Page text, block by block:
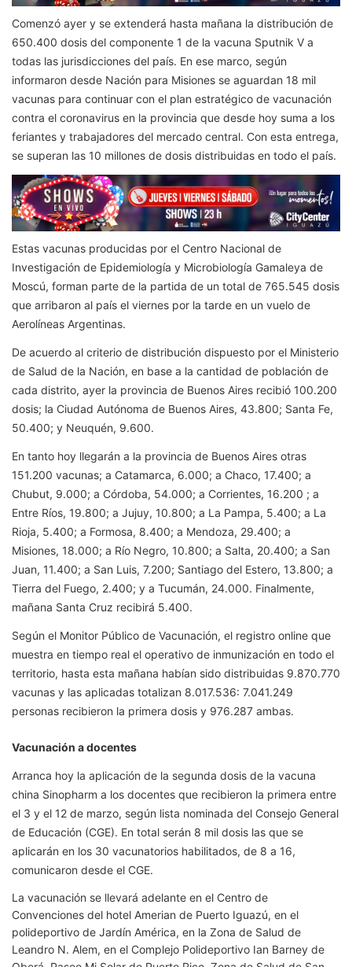
Comenzó ayer y se extenderá hasta mañana la distribución de
650.400 dosis del componente 1 de la vacuna Sputnik V a
todas las jurisdicciones del país. En ese marco, según
informaron desde Nación para Misiones se aguardan 18 mil
vacunas para continuar con el plan estratégico de vacunación
contra el coronavirus en la provincia que desde hoy suma a los
feriantes y trabajadores del mercado central. Con esta entrega,
se superan las 10 millones de dosis distribuidas en todo el país.
Estas vacunas producidas por el Centro Nacional de
Investigación de Epidemiología y Microbiología Gamaleya de
Moscú, forman parte de la partida de un total de 765.545 dosis
que arribaron al país el viernes por la tarde en un vuelo de
Aerolíneas Argentinas.
De acuerdo al criterio de distribución dispuesto por el Ministerio
de Salud de la Nación, en base a la cantidad de población de
cada distrito, ayer la provincia de Buenos Aires recibió 100.200
dosis; la Ciudad Autónoma de Buenos Aires, 43.800; Santa Fe,
50.400; y Neuquén, 9.600.
En tanto hoy llegarán a la provincia de Buenos Aires otras
151.200 vacunas; a Catamarca, 6.000; a Chaco, 17.400; a
Chubut, 9.000; a Córdoba, 54.000; a Corrientes, 16.200 ; a
Entre Ríos, 19.800; a Jujuy, 10.800; a La Pampa, 5.400; a La
Rioja, 5.400; a Formosa, 8.400; a Mendoza, 29.400; a
Misiones, 18.000; a Río Negro, 10.800; a Salta, 20.400; a San
Juan, 11.400; a San Luis, 7.200; Santiago del Estero, 13.800; a
Tierra del Fuego, 2.400; y a Tucumán, 24.000. Finalmente,
mañana Santa Cruz recibirá 5.400.
Según el Monitor Público de Vacunación, el registro online que
muestra en tiempo real el operativo de inmunización en todo el
territorio, hasta esta mañana habían sido distribuidas 9.870.770
vacunas y las aplicadas totalizan 8.017.536: 7.041.249
personas recibieron la primera dosis y 976.287 ambas.
Vacunación a docentes
Arranca hoy la aplicación de la segunda dosis de la vacuna
china Sinopharm a los docentes que recibieron la primera entre
el 3 y el 12 de marzo, según lista nominada del Consejo General
de Educación (CGE). En total serán 8 mil dosis las que se
aplicarán en los 30 vacunatorios habilitados, de 8 a 16,
comunicaron desde el CGE.
La vacunación se llevará adelante en el Centro de
Convenciones del hotel Amerian de Puerto Iguazú, en el
polideportivo de Jardín América, en la Zona de Salud de
Leandro N. Alem, en el Complejo Polideportivo Ian Barney de